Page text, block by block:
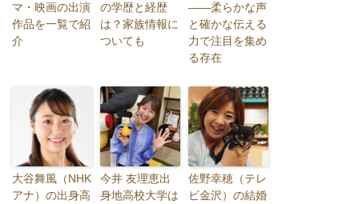
マ・映画の出演
作品を一覧で紹
介
の学歴と経歴
は？家族情報に
ついても
――柔らかな声
と確かな伝える
力で注目を集め
る存在
大谷舞風（NHK
アナ）の出身高
今井 友理恵出
身地高校大学は
佐野幸穂（テレ
ビ金沢）の結婚